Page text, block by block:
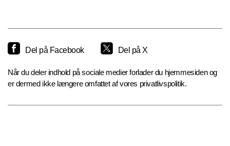
Del på Facebook Del på X
Når du deler indhold på sociale medier forlader du hjemmesiden og
er dermed ikke længere omfattet af vores privatlivspolitik.